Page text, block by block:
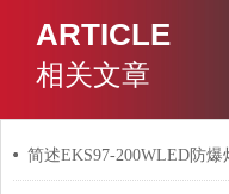
ARTICLE
相关文章